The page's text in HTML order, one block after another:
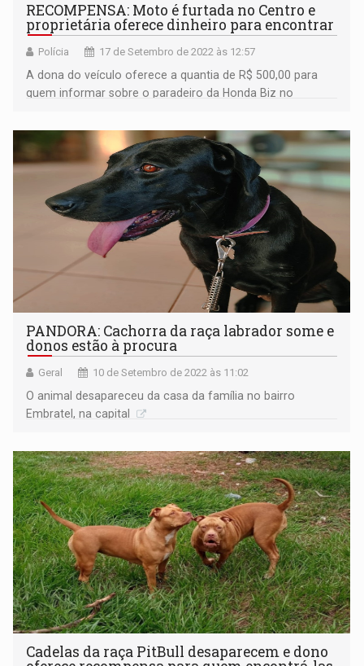
RECOMPENSA: Moto é furtada no Centro e
proprietária oferece dinheiro para encontrar
Polícia 17 de Setembro de 2022 às 12:57
A dona do veículo oferece a quantia de R$ 500,00 para
quem informar sobre o paradeiro da Honda Biz no
PANDORA: Cachorra da raça labrador some e
donos estão à procura
Geral 10 de Setembro de 2022 às 11:02
O animal desapareceu da casa da família no bairro
Embratel, na capital
Cadelas da raça PitBull desaparecem e dono